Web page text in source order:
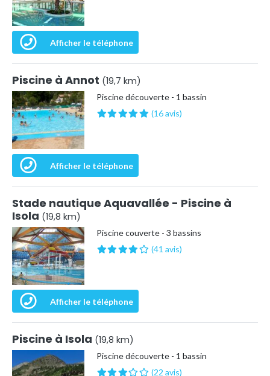
Afficher le téléphone
Piscine à Annot (19,7 km)
Piscine découverte - 1 bassin
(16 avis)
Afficher le téléphone
Stade nautique Aquavallée - Piscine à
Isola (19,8 km)
Piscine couverte - 3 bassins
(41 avis)
Afficher le téléphone
Piscine à Isola (19,8 km)
Piscine découverte - 1 bassin
(22 avis)